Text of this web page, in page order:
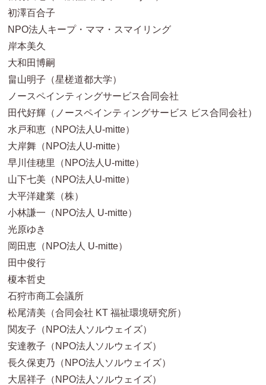
初澤百合子
NPO法人キープ・ママ・スマイリング
岸本美久
大和田博嗣
畠山明子（星槎道都大学）
ノースペインティングサービス合同会社
田代好輝（ノースペインティングサービス ビス合同会社）
水戸和恵（NPO法人U-mitte）
大岸舞（NPO法人U-mitte）
早川佳穂里（NPO法人U-mitte）
山下七美（NPO法人U-mitte）
大平洋建業（株）
小林謙一（NPO法人 U-mitte）
光原ゆき
岡田恵（NPO法人 U-mitte）
田中俊行
榎本哲史
石狩市商工会議所
松尾清美（合同会社 KT 福祉環境研究所）
関友子（NPO法人ソルウェイズ）
安達教子（NPO法人ソルウェイズ）
長久保吏乃（NPO法人ソルウェイズ）
大居祥子（NPO法人ソルウェイズ）